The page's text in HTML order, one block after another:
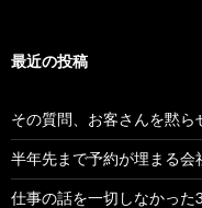
最近の投稿
その質問、お客さんを黙ら
半年先まで予約が埋まる
仕事の話を一切しなかっ